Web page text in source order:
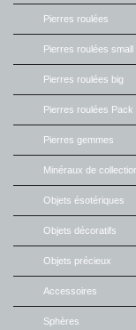
Pierres roulées
Pierres roulées small
Pierres roulées big
Pierres roulées Pack
Pierres gemmes
Minéraux de
Objets ésotériques
Objets décoratifs
Objets précieux
Accessoires
Sphères